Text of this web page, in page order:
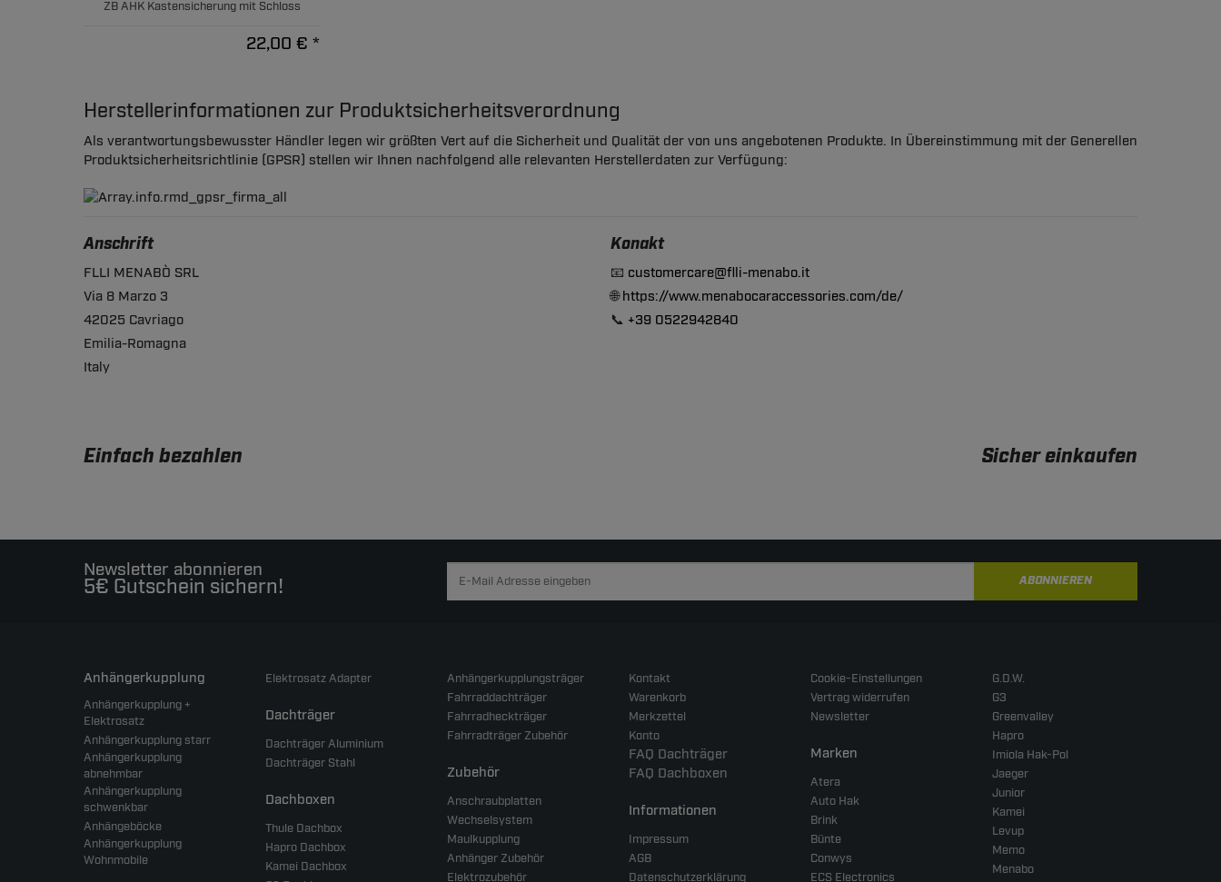
ZB AHK Kastensicherung mit Schloss
22,00 € *
Herstellerinformationen zur Produktsicherheitsverordnung
Als verantwortungsbewusster Händler legen wir größten Vert auf die Sicherheit und Qualität der von uns angebotenen Produkte. In Übereinstimmung mit der Generellen
Produktsicherheitsrichtlinie (GPSR) stellen wir Ihnen nachfolgend alle relevanten Herstellerdaten zur Verfügung:
Anschrift
FLLI MENABÒ SRL
Via 8 Marzo 3
42025 Cavriago
Emilia-Romagna
Italy
Konakt
📧 customercare@flli-menabo.it
🌐https://www.menabocaraccessories.com/de/
📞 +39 0522942840
Einfach bezahlen Sicher einkaufen
Newsletter abonnieren
5€ Gutschein sichern! ABONNIEREN
Anhängerkupplung
Anhängerkupplung +
Elektrosatz
Anhängerkupplung starr
Anhängerkupplung
abnehmbar
Anhängerkupplung
schwenkbar
Anhängeböcke
Anhängerkupplung
Wohnmobile
Elektrosatz Adapter
Dachträger
Dachträger Aluminium
Dachträger Stahl
Dachboxen
Thule Dachbox
Hapro Dachbox
Kamei Dachbox
Anhängerkupplungsträger
Fahrraddachträger
Fahrradheckträger
Fahrradträger Zubehör
Zubehör
Anschraubplatten
Wechselsystem
Maulkupplung
Anhänger Zubehör
Elektrozubehör
Kontakt
Warenkorb
Merkzettel
Konto
FAQ Dachträger
FAQ Dachboxen
Informationen
Impressum
AGB
Datenschutzerklärung
Cookie-Einstellungen
Vertrag widerrufen
Newsletter
Marken
Atera
Auto Hak
Brink
Bünte
Conwys
ECS Electronics
G.D.W.
G3
Greenvalley
Hapro
Imiola Hak-Pol
Jaeger
Junior
Kamei
Levup
Memo
Menabo